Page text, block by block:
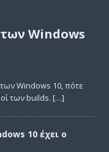
των Windows
των Windows 10, πότε
των builds. […]
10 έχει ο